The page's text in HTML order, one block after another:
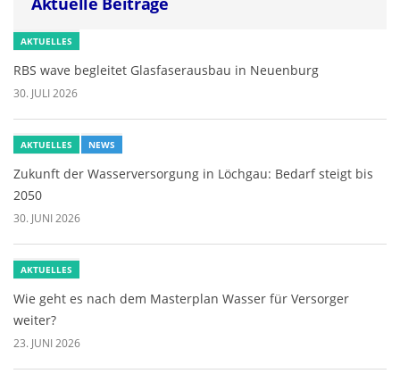
AKTUELLES
RBS wave begleitet Glasfaserausbau in Neuenburg
30. JULI 2026
AKTUELLES NEWS
Zukunft der Wasserversorgung in Löchgau: Bedarf steigt bis
2050
30. JUNI 2026
AKTUELLES
Wie geht es nach dem Masterplan Wasser für Versorger
weiter?
23. JUNI 2026